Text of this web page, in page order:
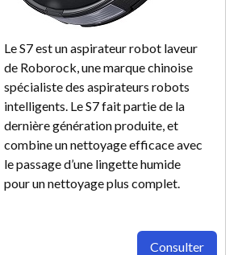
Le S7 est un aspirateur robot laveur
de Roborock, une marque chinoise
spécialiste des aspirateurs robots
intelligents. Le S7 fait partie de la
dernière génération produite, et
combine un nettoyage efficace avec
le passage d’une lingette humide
pour un nettoyage plus complet.
Consulter